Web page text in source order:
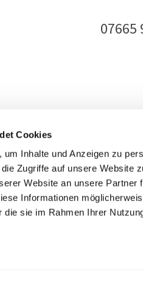
Cookies
Inhalte und Anzeigen zu
Zugriffe auf unsere Website
Website an unsere
Informationen
die sie im Rahmen Ihrer
07665
TCL Consulting GmbH |